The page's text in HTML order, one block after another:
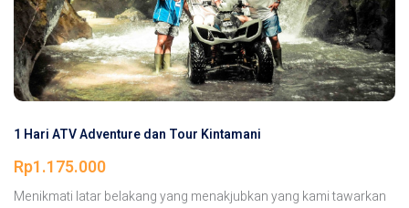
1 Hari ATV Adventure dan Tour Kintamani
Rp1.175.000
Menikmati latar belakang yang menakjubkan yang kami tawarkan